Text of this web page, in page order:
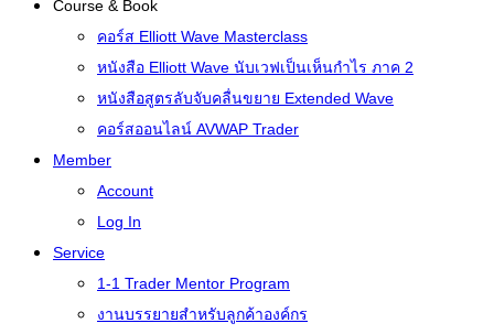
Course & Book
คอร์ส Elliott Wave Masterclass
หนังสือ Elliott Wave นับเวฟเป็นเห็นกำไร ภาค 2
หนังสือสูตรลับจับคลื่นขยาย Extended Wave
คอร์สออนไลน์ AVWAP Trader
Member
Account
Log In
Service
1-1 Trader Mentor Program
งานบรรยายสำหรับลูกค้าองค์กร